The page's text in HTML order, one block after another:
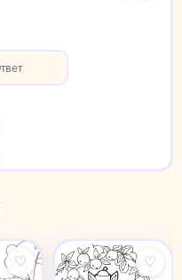
♡ ♡